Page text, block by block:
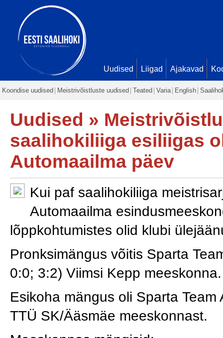
Uudised Liigad Ajakavad
Koondise uudised Meistrivõistluste uudised Teated Varia English
Uudised »
saalihokiliiga esiliigas
Automaailma päev
Kui paf saalihokiliiga
Automaailma
lõppkohtumistes olid klubi
Pronksimängus võitis Sparta
0:0; 3:2) Viimsi Kepp meeskonna.
Esikoha mängus oli Sparta
TTÜ SK/Ääsmäe meeskonnast.